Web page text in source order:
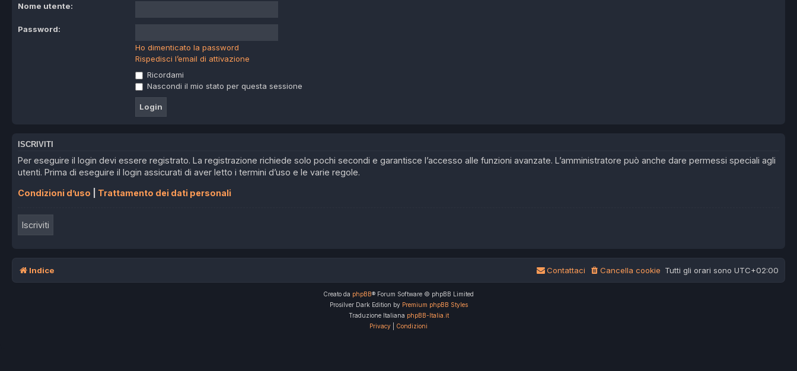
Nome utente:
Password:
Ho dimenticato la password
Rispedisci l’email di attivazione
Ricordami
Nascondi il mio stato per questa sessione
ISCRIVITI
Per eseguire il login devi essere registrato. La registrazione richiede solo pochi secondi e garantisce l’accesso alle funzioni avanzate. L’amministratore può anche dare permessi speciali agli
utenti. Prima di eseguire il login assicurati di aver letto i termini d’uso e le varie regole.
Condizioni d’uso Trattamento dei dati personali
Iscriviti
Indice Tutti gli orari sono UTC+02:00
Cancella cookie
Contattaci
Creato da phpBB® Forum Software © phpBB Limited
Prosilver Dark Edition by Premium phpBB Styles
Traduzione Italiana phpBB-Italia.it
Privacy
Condizioni